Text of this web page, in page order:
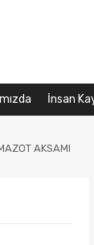
İnsan
AKSAMI